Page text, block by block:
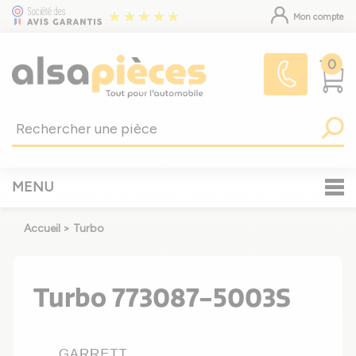
Mon compte
0
MENU
Accueil > Turbo
Turbo 773087-5003S